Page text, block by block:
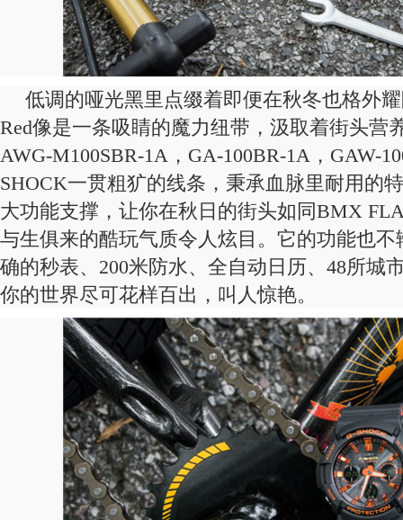
低调的哑光黑里点缀着即便在秋冬也格外
Red像是一条吸睛的魔力纽带，汲取着街头营
AWG-M100SBR-1A，GA-100BR-1A，GAW-
SHOCK一贯粗犷的线条，秉承血脉里耐用的
大功能支撑，让你在秋日的街头如同BMX
与生俱来的酷玩气质令人炫目。它的功能也
确的秒表、200米防水、全自动日历、48所
你的世界尽可花样百出，叫人惊艳。